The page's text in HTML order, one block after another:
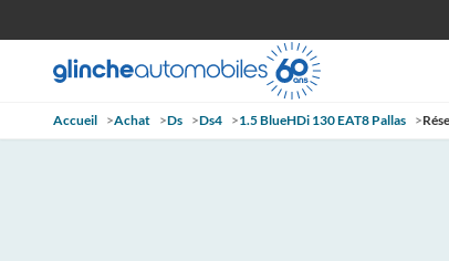
Accueil >Achat >Ds >Ds4 >1.5 BlueHDi 130 EAT8 Pallas >